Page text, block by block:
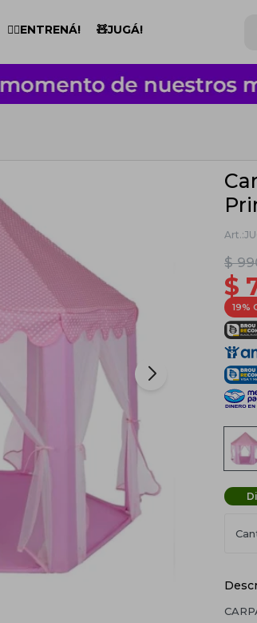
🏋️‍♂️ENTRENÁ! 🧸JUGÁ!
$
$
19